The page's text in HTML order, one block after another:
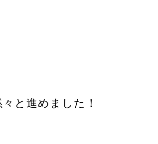
と進めました！